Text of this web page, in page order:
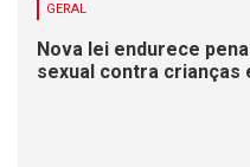
GERAL
Nova lei endurece
sexual contra crianças